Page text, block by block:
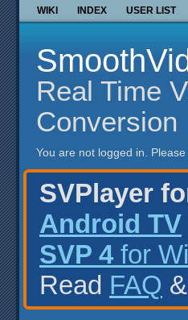
WIKI INDEX USER LIST
Real Time
Conversion
You are not logged in.
SVPlayer
Android TV
SVP 4 for
Read FAQ